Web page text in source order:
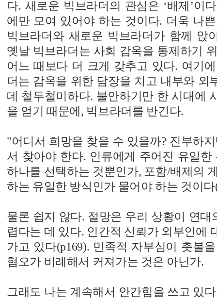
다. 새로운 빅브라더의 관심은 ‘배제’이
에만 모여 있어야 하는 것이다. 더욱 나
빅브라더와 새로운 빅브라더가 함께 앉
옛날 빅브라더는 사회 감옥을 통제하기
어느 때보다 더 크게 갖추고 있다. 여기
더는 감옥을 위한 담장을 치고 내부와 외
데 철두철미하다. 불안하기만 한 시대에
을 얻기 때문에, 빅브라더를 반긴다.
"어디서 희망을 찾을 수 있을까? 진부하
서 찾아야 한다. 인류에게 주어진 유일
하나를 선택하는 것뿐인가, 포함/배제의
하는 유일한 방식인가 물어야 하는 것이다
물론 쉽지 않다. 절망은 우리 상황이 연대
렵다는 데 있다. 인간적 신뢰가 외부인에
가고 있다(p169). 민족적 자부심이 촛불
혐오가 비례해서 커져가는 것은 아닌가.
그래도 나는 계속해서 안간힘을 쓰고 있